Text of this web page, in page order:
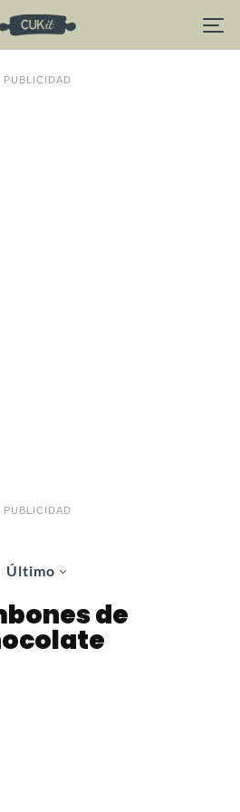
PUBLICIDAD
PUBLICIDAD
Último
de